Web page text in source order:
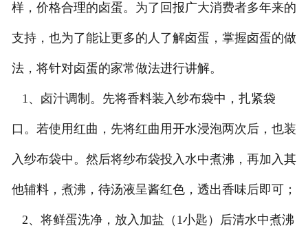
样，价格合理的卤蛋。为了回报广大消费者多年来的
支持，也为了能让更多的人了解卤蛋，掌握卤蛋的做
法，将针对卤蛋的家常做法进行讲解。
1、卤汁调制。先将香料装入纱布袋中，扎紧袋
口。若使用红曲，先将红曲用开水浸泡两次后，也装
入纱布袋中。然后将纱布袋投入水中煮沸，再加入其
他辅料，煮沸，待汤液呈酱红色，透出香味后即可；
2、将鲜蛋洗净，放入加盐（1小匙）后清水中煮沸